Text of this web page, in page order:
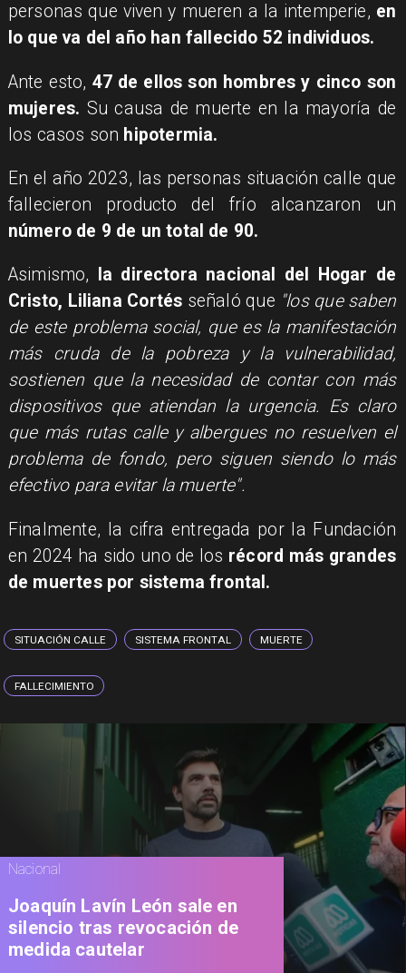
personas que viven y mueren a la intemperie, en
lo que va del año han fallecido 52 individuos.
Ante esto, 47 de ellos son hombres y cinco son
mujeres. Su causa de muerte en la mayoría de
los casos son hipotermia.
En el año 2023, las personas situación calle que
fallecieron producto del frío alcanzaron un
número de 9 de un total de 90.
Asimismo,
la directora nacional del Hogar de
Cristo, Liliana Cortés señaló que "los que saben
de este problema social, que es la manifestación
más cruda de la pobreza y la vulnerabilidad,
sostienen que la necesidad de contar con más
dispositivos que atiendan la urgencia. Es claro
que más rutas calle y albergues no resuelven el
problema de fondo, pero siguen siendo lo más
efectivo para evitar la muerte".
Finalmente, la cifra entregada por la Fundación
en 2024 ha sido uno de los récord más grandes
de muertes por sistema frontal.
SITUACIÓN CALLE SISTEMA FRONTAL MUERTE
FALLECIMIENTO
Nacional
Joaquín Lavín León sale en
silencio tras revocación de
medida cautelar